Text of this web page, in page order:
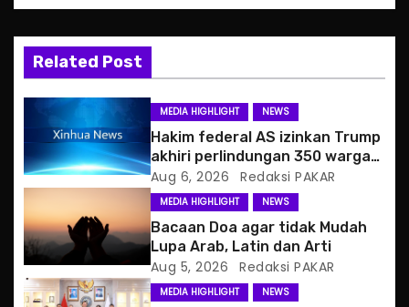
v
g
a
t
i
o
n
Related Post
MEDIA HIGHLIGHT NEWS
Hakim federal AS izinkan Trump
akhiri perlindungan 350 warga
Haiti
Aug 6, 2026 Redaksi PAKAR
MEDIA HIGHLIGHT NEWS
Bacaan Doa agar tidak Mudah
Lupa Arab, Latin dan Arti
Aug 5, 2026 Redaksi PAKAR
MEDIA HIGHLIGHT NEWS